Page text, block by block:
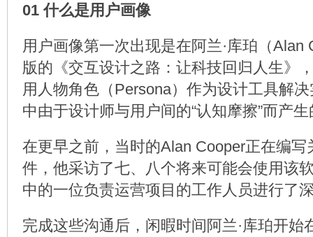
01 什么是用户画像
用户画像第一次出现是在阿兰·库珀（Alan
版的《交互设计之路：让科技回归人生》
用人物角色（Persona）作为设计工具解
中由于设计师与用户间的“认知摩擦”而产
在更早之前，当时的Alan Cooper正在编写
件，他采访了七、八个将来可能会使用该
中的一位负责运营项目的工作人员进行了
完成这些沟通后，闲暇时间阿兰·库珀开始